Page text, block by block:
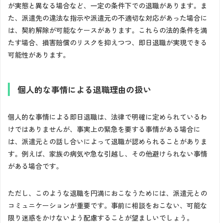
が実態と異なる場合など、一定の条件下での退職があります。ま
た、派遣先の違法な指示や派遣元の不適切な対応があった場合に
は、契約解除が可能なケースがあります。これらの法的条件を満
たす場合、損害賠償のリスクを抑えつつ、即日退職が実現できる
可能性があります。
個人的な事情による退職理由の扱い
個人的な事情による即日退職は、法律で明確に定められているわ
けではありませんが、事実上の緊急を要する事情がある場合に
は、派遣元との話し合いによって退職が認められることがありま
す。例えば、家族の病気や急な引越し、その他避けられない事情
がある場合です。
ただし、このような退職を円満におこなうためには、派遣元との
コミュニケーションが重要です。事前に相談をおこない、可能な
限り迷惑をかけないよう配慮することが望ましいでしょう。